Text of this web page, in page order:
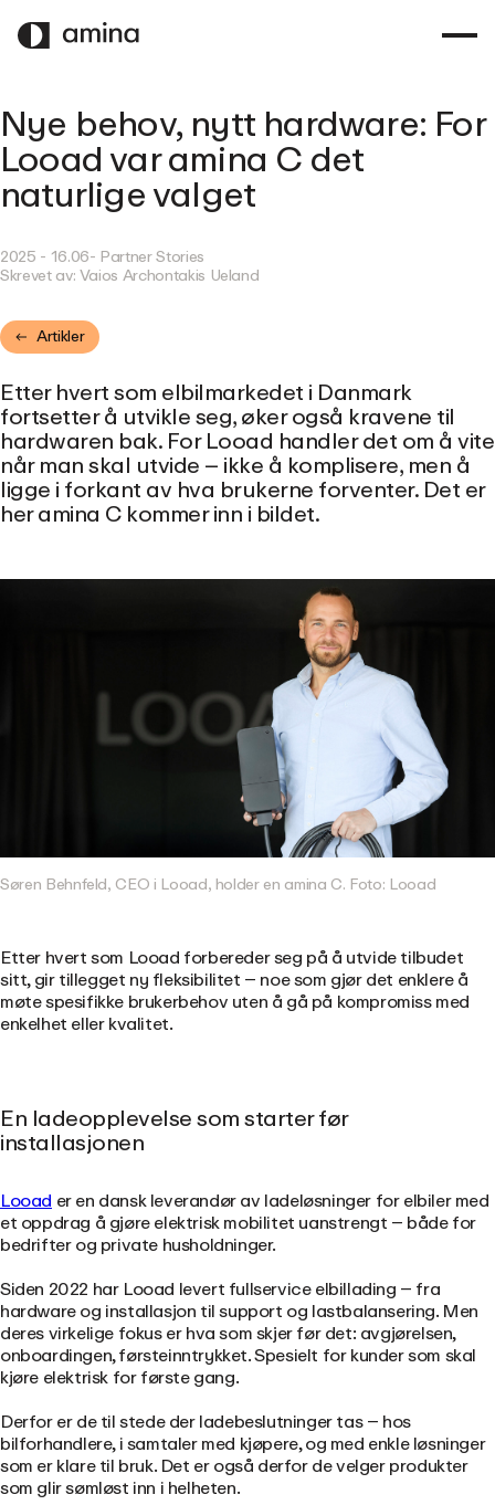
TIL
HOVEDINNHOLD
Nye behov, nytt hardware: For
Looad var amina C det
naturlige valget
2025 - 16.06- Partner Stories
Skrevet av:Vaios Archontakis Ueland
Artikler
Etter hvert som elbilmarkedet i Danmark
fortsetter å utvikle seg, øker også kravene til
hardwaren bak. For Looad handler det om å vite
når man skal utvide – ikke å komplisere, men å
ligge i forkant av hva brukerne forventer. Det er
her amina C kommer inn i bildet.
Søren Behnfeld, CEO i Looad, holder en amina C. Foto: Looad
Etter hvert som Looadforbereder seg på å utvide tilbudet
sitt, gir tillegget ny fleksibilitet–noe som gjør det enklere å
møte spesifikke brukerbehov uten å gå på kompromiss med
enkelhet eller kvalitet.
En ladeopplevelse som starter før
installasjonen
Looader en dansk leverandør av ladeløsninger for elbiler med
et oppdrag å gjøre elektrisk mobilitet uanstrengt –både for
bedrifter og private husholdninger.
Siden 2022 har Looad levert fullservice elbillading – fra
hardware og installasjon til support og lastbalansering. Men
deres virkelige fokus er hva som skjer før det: avgjørelsen,
onboardingen, førsteinntrykket. Spesielt for kunder som skal
kjøre elektrisk for første gang.
Derfor er de til stede der ladebeslutninger tas – hos
bilforhandlere, i samtaler med kjøpere, og med enkle løsninger
som er klare til bruk. Det er også derfor de velger produkter
som glir sømløst inn i helheten.